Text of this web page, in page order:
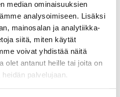
median ominaisuuksien
analysoimiseen. Lisäksi
mainosalan ja analytiikka-
siitä, miten käytät
voivat yhdistää näitä
olet antanut heille tai joita on
palvelujaan.